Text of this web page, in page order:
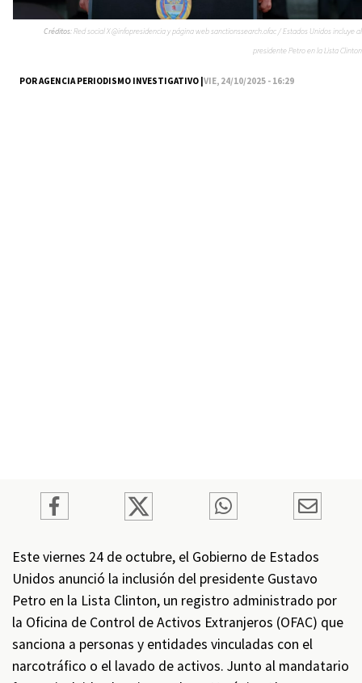
POR AGENCIA PERIODISMO INVESTIGATIVO |VIE, 24/10/2025 - 16:29
Créditos:Red social X @infopresidencia y página web sanctionssearch.ofac / Estados Unidos incluye al
presidente Petro en la Lista Clinton
Este viernes 24 de octubre, el Gobierno de Estados
Unidos anunció la inclusión del presidente Gustavo
Petro en la Lista Clinton, un registro administrado por
la Oficina de Control de Activos Extranjeros (OFAC) que
sanciona a personas y entidades vinculadas con el
narcotráfico o el lavado de activos. Junto al mandatario